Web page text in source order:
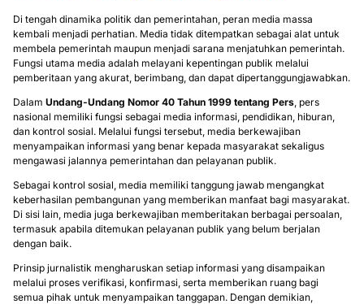
Di tengah dinamika politik dan pemerintahan, peran media massa
kembali menjadi perhatian. Media tidak ditempatkan sebagai alat untuk
membela pemerintah maupun menjadi sarana menjatuhkan pemerintah.
Fungsi utama media adalah melayani kepentingan publik melalui
pemberitaan yang akurat, berimbang, dan dapat dipertanggungjawabkan.
Dalam Undang-Undang Nomor 40 Tahun 1999 tentang Pers , pers
nasional memiliki fungsi sebagai media informasi, pendidikan, hiburan,
dan kontrol sosial. Melalui fungsi tersebut, media berkewajiban
menyampaikan informasi yang benar kepada masyarakat sekaligus
mengawasi jalannya pemerintahan dan pelayanan publik.
Sebagai kontrol sosial, media memiliki tanggung jawab mengangkat
keberhasilan pembangunan yang memberikan manfaat bagi masyarakat.
Di sisi lain, media juga berkewajiban memberitakan berbagai persoalan,
termasuk apabila ditemukan pelayanan publik yang belum berjalan
dengan baik.
Prinsip jurnalistik mengharuskan setiap informasi yang disampaikan
melalui proses verifikasi, konfirmasi, serta memberikan ruang bagi
semua pihak untuk menyampaikan tanggapan. Dengan demikian,